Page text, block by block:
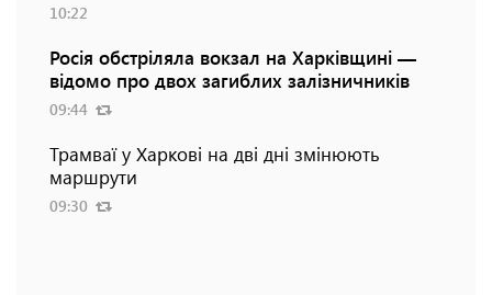
10:22
Росія обстріляла вокзал на Харківщині —
відомо про двох загиблих залізничників
09:44
Трамваї у Харкові на дві дні змінюють
маршрути
09:30